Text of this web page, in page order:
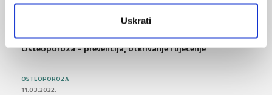
Uskrati
Osteoporoza – prevencija, otkrivanje i liječenje
OSTEOPOROZA
11.03.2022.